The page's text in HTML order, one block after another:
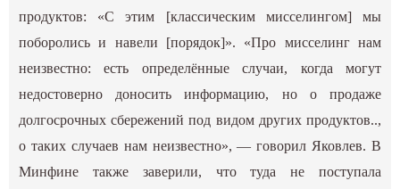
продуктов: «С этим [классическим мисселингом] мы
поборолись и навели [порядок]». «Про мисселинг нам
неизвестно: есть определённые случаи, когда могут
недостоверно доносить информацию, но о продаже
долгосрочных сбережений под видом других продуктов..,
о таких случаев нам неизвестно», — говорил Яковлев. В
Минфине также заверили, что туда не поступала